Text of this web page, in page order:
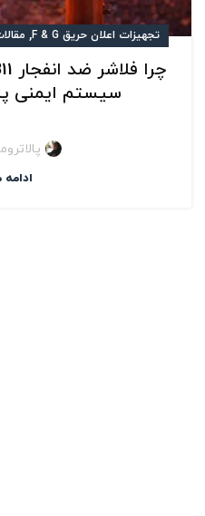
تجهیزات اعلان حریق F & G ,
سیستم ایمنی